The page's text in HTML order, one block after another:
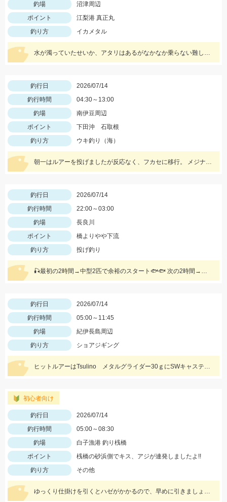
釣場
沼津周辺
ポイント
江梨港 真正丸
釣り方
イカメタル
水が濁っていたせいか、アタリはあるがなかなか乗らない難しい状況でした。 白系のドロッパー、スッテが良く釣れていた印象。 カラーローテーションするとアタリがでやすかったです。 他、サバ、タチウオ、タコ、ムツ等、釣れました。
釣行日
2026/07/14
釣行時間
04:30～13:00
釣場
南伊豆周辺
ポイント
下田沖 石取根
釣り方
ウキ釣り（海）
朝一はルアーを投げましたが反応なく、フカセに移行。 メジナ、イサキが水面で湧いておりウキ下30㎝程で無限に釣れ続けました。
釣行日
2026/07/14
釣行時間
22:00～03:00
釣場
長良川
ポイント
橋よりやや下流
釣り方
投げ釣り
🎣最初の2時間→中型2匹で余裕のスタート🐟🐟 次の2時間→小物2匹で沈黙タイム😇 20分後→油断してたら 💥🐍 反則ロングが降臨！！
釣行日
2026/07/14
釣行時間
05:00～11:45
釣場
紀伊長島周辺
釣り方
ショアジギング
ヒットルアーはTsulino メタルグライダー30ｇにSWキャスティングブレードの組合せ！回遊チャンスに備えてブレード系で仕留めよう！
初心者向け
釣行日
2026/07/14
釣行時間
05:00～08:30
釣場
白子漁港 釣り桟橋
ポイント
桟橋の砂浜側でキス、アジが連発しましたよ!!
釣り方
その他
ゆっくり仕掛けを引くとハゼがかかるので、早めに引きましょう！